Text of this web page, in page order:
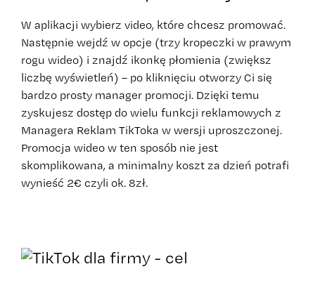
W aplikacji wybierz video, które chcesz promować.
Następnie wejdź w opcje (trzy kropeczki w prawym
rogu wideo) i znajdź ikonkę płomienia (zwiększ
liczbę wyświetleń) – po kliknięciu otworzy Ci się
bardzo prosty manager promocji. Dzięki temu
zyskujesz dostęp do wielu funkcji reklamowych z
Managera Reklam TikToka w wersji uproszczonej.
Promocja wideo w ten sposób nie jest
skomplikowana, a minimalny koszt za dzień potrafi
wynieść 2€ czyli ok. 8zł.